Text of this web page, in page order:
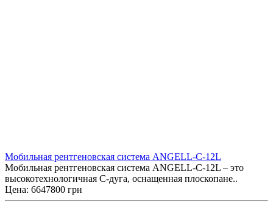
Мобильная рентгеновская система ANGELL-C-12L
Мобильная рентгеновская система ANGELL-C-12L – это
высокотехнологичная C-дуга, оснащенная плоскопане..
Цена: 6647800 грн